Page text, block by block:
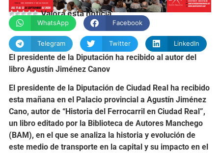
Valora esta noticia
WhatsApp Facebook
Telegram Twitter LinkedIn
El presidente de la Diputación ha recibido al autor del
libro Agustín Jiménez Canov
El presidente de la Diputación de Ciudad Real ha recibido
esta mañana en el Palacio provincial a Agustín Jiménez
Cano, autor de “Historia del Ferrocarril en Ciudad Real”,
un libro editado por la Biblioteca de Autores Manchego
(BAM), en el que se analiza la historia y evolución de
este medio de transporte en la capital y su impacto en el